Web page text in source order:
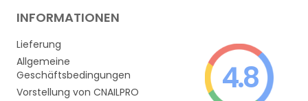
INFORMATIONEN
Lieferung
Allgemeine
Geschäftsbedingungen
Vorstellung von CNAILPRO
4.8